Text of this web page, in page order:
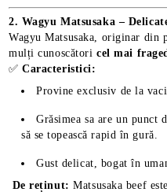
2. Wagyu Matsusaka –
Wagyu Matsusaka, originar din
mulți cunoscătoricel mai
✅Caracteristici:
Provine exclusiv de la
Grăsimea sa are un punct
să se topească rapid în gură.
Gust delicat, bogat în
De reținut: Matsusaka beef